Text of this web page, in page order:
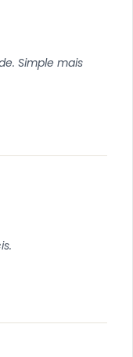
Simple mais